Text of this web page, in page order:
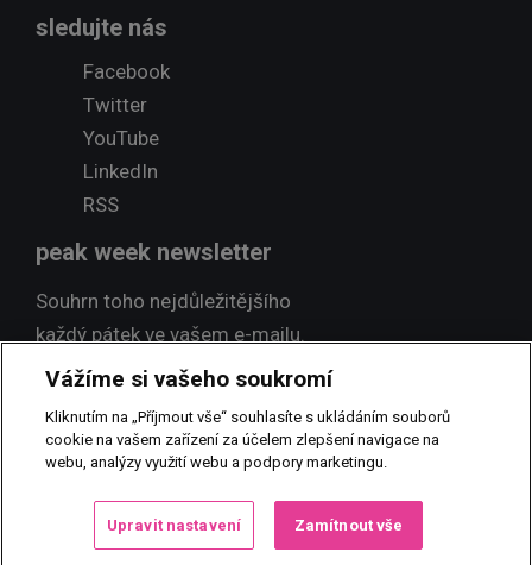
sledujte nás
Facebook
Twitter
YouTube
LinkedIn
RSS
peak week newsletter
Souhrn toho nejdůležitějšího
každý pátek ve vašem e-mailu.
převzetí, šíření či dalšího zpřístupňování článků a fotografií je bez
písemného souhlasu PEAK NEWS MEDIA, s.r.o. zakázáno.
Vážíme si vašeho soukromí
Kliknutím na „Příjmout vše“ souhlasíte s ukládáním souborů
cookie na vašem zařízení za účelem zlepšení navigace na
webu, analýzy využití webu a podpory marketingu.
Upravit nastavení Zamítnout vše